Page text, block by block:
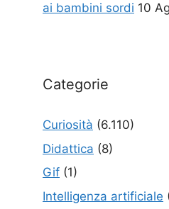
ai bambini sordi 10
Categorie
Curiosità (6.110)
Didattica (8)
Gif (1)
Intelligenza artificiale